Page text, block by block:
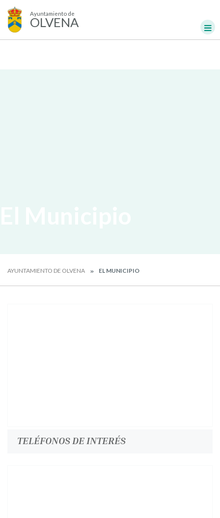
Ayuntamiento de
OLVENA
AYUNTAMIENTO DE OLVENA EL MUNICIPIO
TELÉFONOS DE INTERÉS